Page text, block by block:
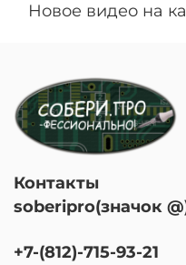
Новое видео на
Контакты
soberipro(значок
+7-(812)-715-93-21